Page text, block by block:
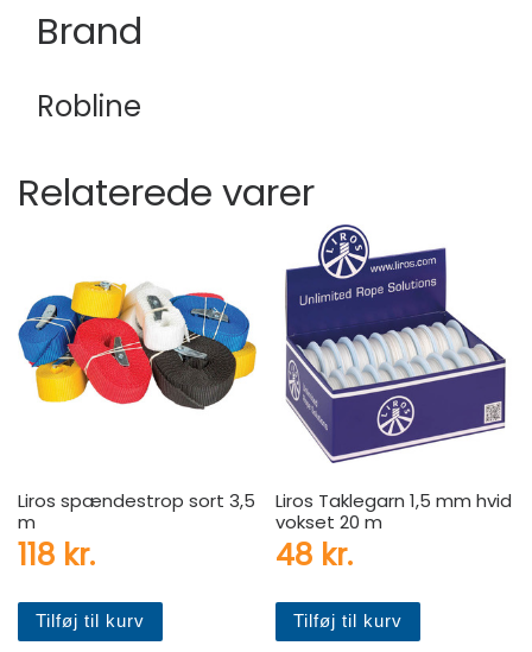
Brand
Robline
Relaterede varer
Liros spændestrop sort 3,5
m
118 kr.
Tilføj til kurv
Liros Taklegarn 1,5 mm hvid
vokset 20 m
48 kr.
Tilføj til kurv